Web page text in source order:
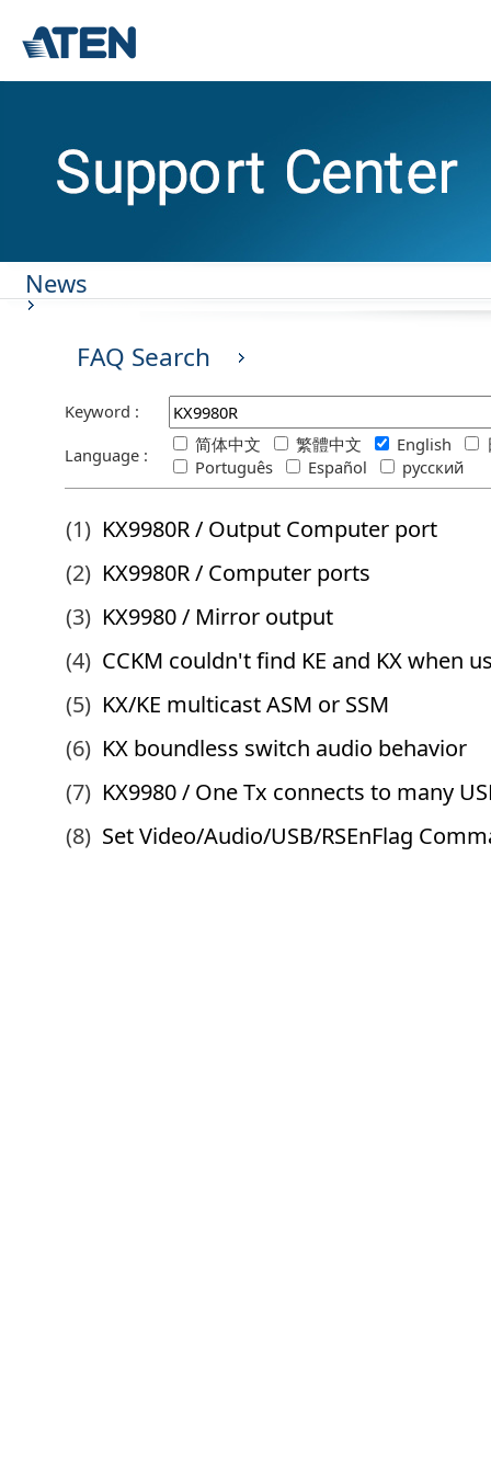
News
FAQ Search
Keyword :
Language :
简体中文 繁體中文 English
Português
Español русский